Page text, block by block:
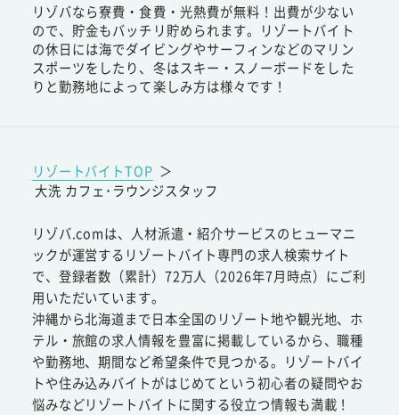
リゾバなら寮費・食費・光熱費が無料！出費が少ない
ので、貯金もバッチリ貯められます。リゾートバイト
の休日には海でダイビングやサーフィンなどのマリン
スポーツをしたり、冬はスキー・スノーボードをした
りと勤務地によって楽しみ方は様々です！
リゾートバイトTOP ＞
大洗 カフェ･ラウンジスタッフ
リゾバ.comは、人材派遣・紹介サービスのヒューマニ
ックが運営するリゾートバイト専門の求人検索サイト
で、登録者数（累計）72万人（2026年7月時点）にご利
用いただいています。
沖縄から北海道まで日本全国のリゾート地や観光地、ホ
テル・旅館の求人情報を豊富に掲載しているから、職種
や勤務地、期間など希望条件で見つかる。リゾートバイ
トや住み込みバイトがはじめてという初心者の疑問やお
悩みなどリゾートバイトに関する役立つ情報も満載！